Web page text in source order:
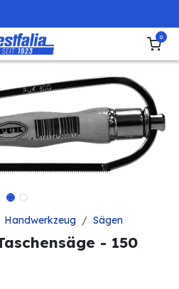
0
Handwerkzeug Sägen
- 150